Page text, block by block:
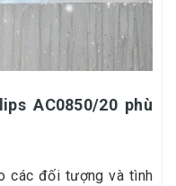
AC0850/20 phù
các đối tượng và tình